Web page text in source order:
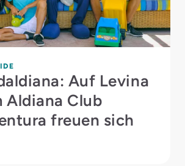
Auf Levina
Aldiana Club
freuen sich